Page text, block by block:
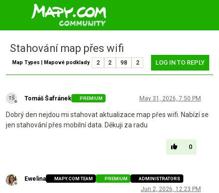
Stahování map přes wifi
Map Types | Mapové podklady 2 2 98 2 LOG IN TO REPLY
Offline
Tomáš Šafránek PREMIUM May 31, 2026, 7:50 PM
Dobrý den nejdou mi stahovat aktualizace map přes wifi. Nabízí se
jen stahování přes mobilní data. Děkuji za radu
0
Offline
Ewelina MAPY.COM TEAM PREMIUM ADMINISTRATORS
Jun 2, 2026, 12:23 PM